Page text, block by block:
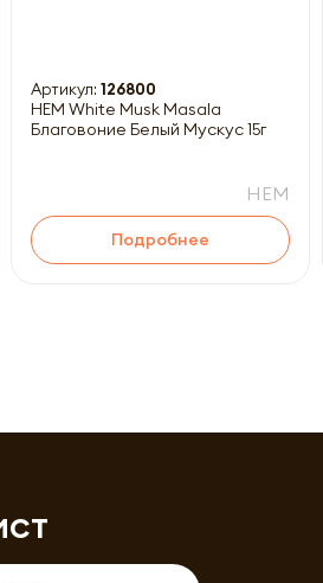
Артикул: 126800
HEM White Musk Masala
Благовоние Белый Мускус 15г
HEM
Подробнее